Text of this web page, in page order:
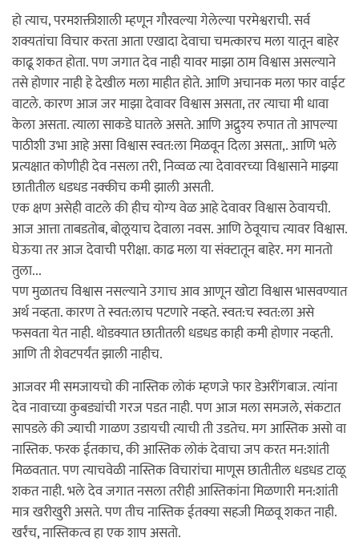
हो त्याच, परमशक्तीशाली म्हणून गौरवल्या गेलेल्या परमेश्वराची. सर्व
शक्यतांचा विचार करता आता एखादा देवाचा चमत्कारच मला यातून बाहेर
काढू शकत होता. पण जगात देव नाही यावर माझा ठाम विश्वास असल्याने
तसे होणार नाही हे देखील मला माहीत होते. आणि अचानक मला फार वाईट
वाटले. कारण आज जर माझा देवावर विश्वास असता, तर त्याचा मी धावा
केला असता. त्याला साकडे घातले असते. आणि अद्रुश्य रुपात तो आपल्या
पाठीशी उभा आहे असा विश्वास स्वत:ला मिळवून दिला असता,. आणि भले
प्रत्यक्षात कोणीही देव नसला तरी, निव्वळ त्या देवावरच्या विश्वासाने माझ्या
छातीतील धडधड नक्कीच कमी झाली असती.
एक क्षण असेही वाटले की हीच योग्य वेळ आहे देवावर विश्वास ठेवायची.
आज आत्ता ताबडतोब, बोलूयाच देवाला नवस. आणि ठेवूयाच त्यावर विश्वास.
घेऊया तर आज देवाची परीक्षा. काढ मला या संक्टातून बाहेर. मग मानतो
तुला...
पण मुळातच विश्वास नसल्याने उगाच आव आणून खोटा विश्वास भासवण्यात
अर्थ नव्हता. कारण ते स्वत:लाच पटणारे नव्हते. स्वत:च स्वत:ला असे
फसवता येत नाही. थोडक्यात छातीतली धडधड काही कमी होणार नव्हती.
आणि ती शेवटपर्यंत झाली नाहीच.
आजवर मी समजायचो की नास्तिक लोकं म्हणजे फार डेअरींगबाज. त्यांना
देव नावाच्या कुबड्यांची गरज पडत नाही. पण आज मला समजले, संकटात
सापडले की ज्याची गाळण उडायची त्याची ती उडतेच. मग आस्तिक असो वा
नास्तिक. फरक ईतकाच, की आस्तिक लोकं देवाचा जप करत मन:शांती
मिळवतात. पण त्याचवेळी नास्तिक विचारांचा माणूस छातीतील धडधड टाळू
शकत नाही. भले देव जगात नसला तरीही आस्तिकांना मिळणारी मन:शांती
मात्र खरीखुरी असते. पण तीच नास्तिक ईतक्या सहजी मिळवू शकत नाही.
खर्रंच, नास्तिकत्व हा एक शाप असतो.